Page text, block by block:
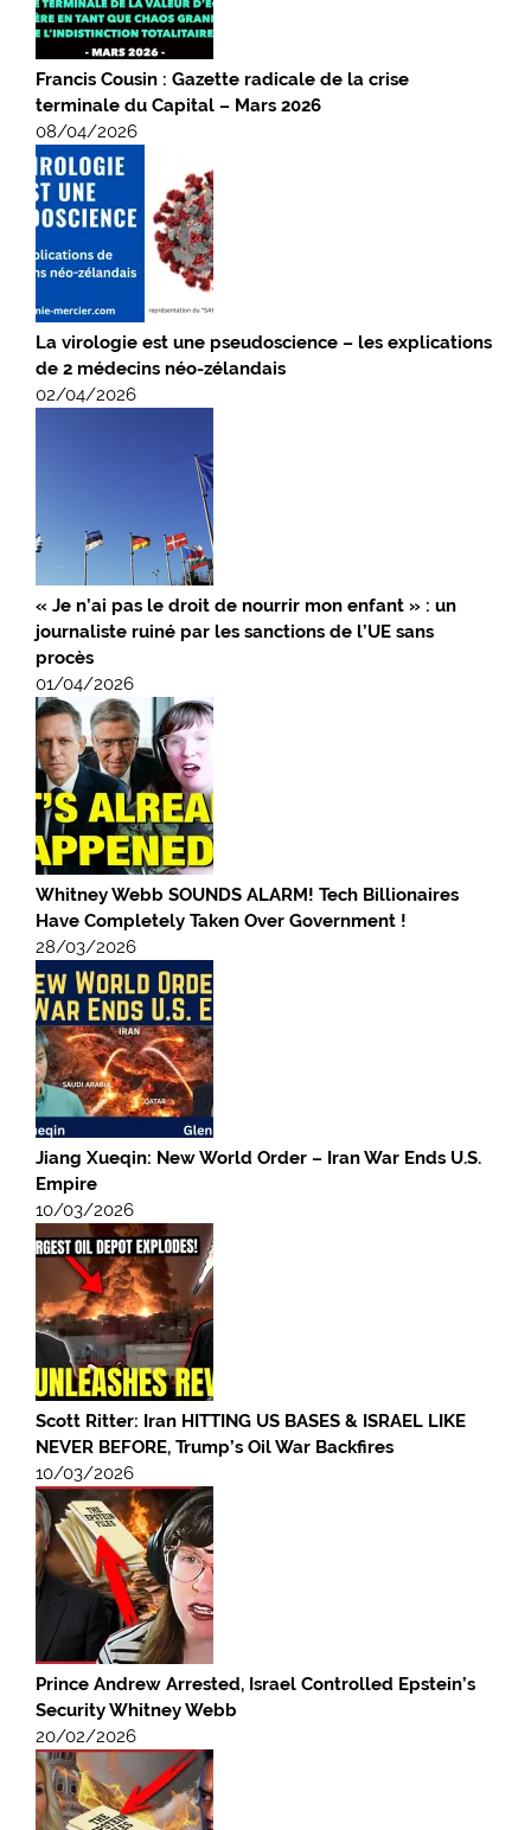
Francis Cousin : Gazette radicale de la crise
terminale du Capital – Mars 2026
08/04/2026
La virologie est une pseudoscience – les explications
de 2 médecins néo-zélandais
02/04/2026
« Je n’ai pas le droit de nourrir mon enfant » : un
journaliste ruiné par les sanctions de l’UE sans
procès
01/04/2026
Whitney Webb SOUNDS ALARM! Tech Billionaires
Have Completely Taken Over Government !
28/03/2026
Jiang Xueqin: New World Order – Iran War Ends U.S.
Empire
10/03/2026
Scott Ritter: Iran HITTING US BASES & ISRAEL LIKE
NEVER BEFORE, Trump’s Oil War Backfires
10/03/2026
Prince Andrew Arrested, Israel Controlled Epstein’s
Security Whitney Webb
20/02/2026